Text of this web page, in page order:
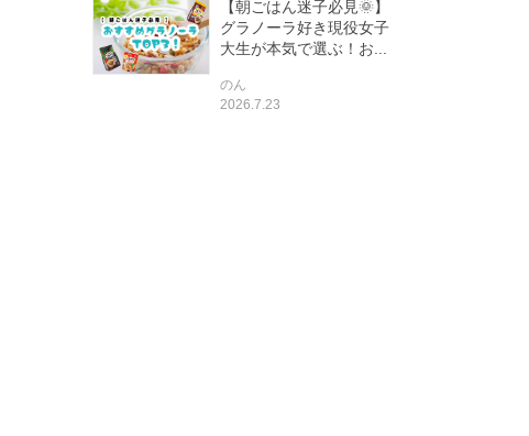
【朝ごはん迷子必見🌞】
グラノーラ好き現役女子
大生が本気で選ぶ！お...
のん
2026.7.23